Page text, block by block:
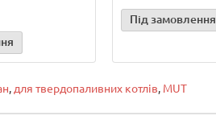
Під замовлення
, для твердопаливних котлів, MUT